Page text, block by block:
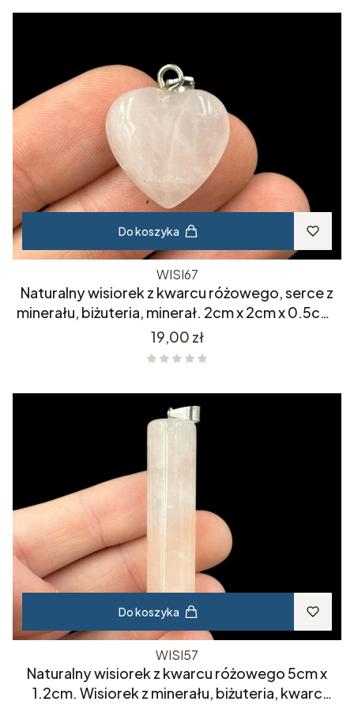
Do koszyka
WISI67
Naturalny wisiorek z kwarcu różowego, serce z
minerału, biżuteria, minerał. 2cm x 2cm x 0.5cm.
Kwarc różowy.
Cena
19,00 zł
Do koszyka
WISI57
Naturalny wisiorek z kwarcu różowego 5cm x
1.2cm. Wisiorek z minerału, biżuteria, kwarc